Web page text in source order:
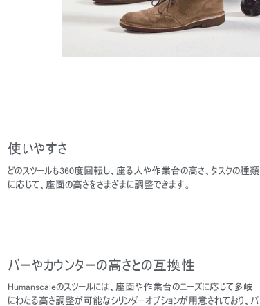
使いやすさ
どのスツールも360度回転し、座る人や作業台の高さ、タスクの種類
に応じて、座面の高さをさまざまに調整できます。
バーやカウンターの高さとの互換性
Humanscaleのスツールには、座面や作業台のニーズに応じて多岐
にわたる高さ調整が可能なシリンダーオプションが用意されており、バ